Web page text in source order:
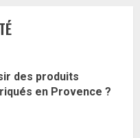
des produits
en Provence ?